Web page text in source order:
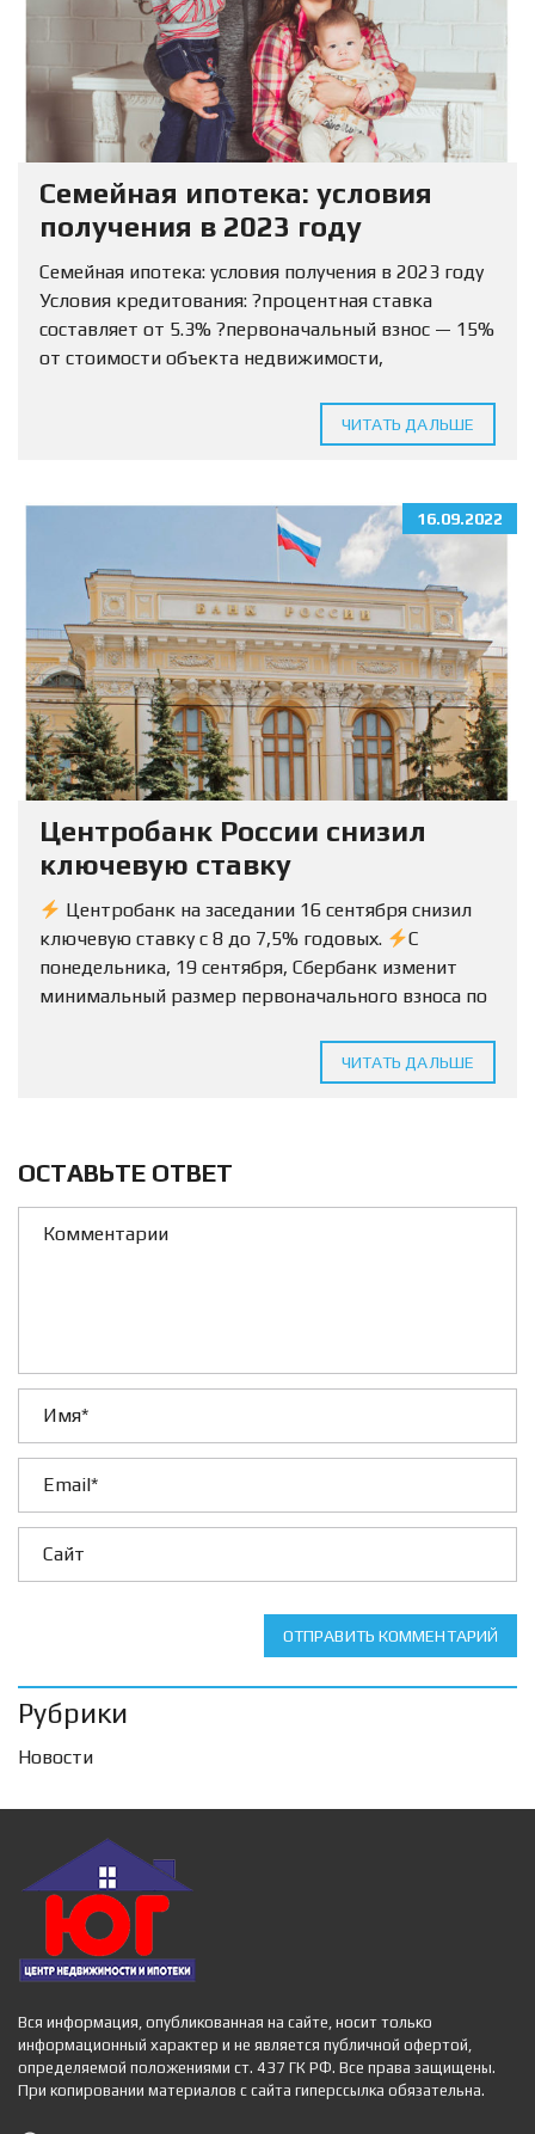
Семейная ипотека: условия
получения в 2023 году
Семейная ипотека: условия получения в 2023 году
Условия кредитования: ?процентная ставка
составляет от 5.3% ?первоначальный взнос — 15%
от стоимости объекта недвижимости,
кредитования определяется для МО и ЛО — 12
ЧИТАТЬ ДАЛЬШЕ
16.09.2022
Центробанк России снизил
ключевую ставку
Центробанк на заседании 16 сентября снизил
ключевую ставку с 8 до 7,5% годовых.
С
понедельника, 19 сентября, Сбербанк изменит
минимальный размер первоначального взноса по
ЧИТАТЬ ДАЛЬШЕ
ОСТАВЬТЕ ОТВЕТ
ОТПРАВИТЬ КОММЕНТАРИЙ
Рубрики
Новости
Вся информация, опубликованная на сайте, носит только
информационный характер и не является публичной офертой,
определяемой положениями ст. 437 ГК РФ. Все права защищены.
При копировании материалов с сайта гиперссылка обязательна.